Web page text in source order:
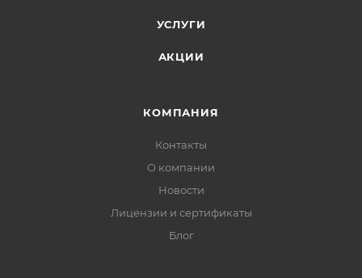
УСЛУГИ
АКЦИИ
КОМПАНИЯ
Контакты
О компании
Новости
Лицензии и сертификаты
Блог